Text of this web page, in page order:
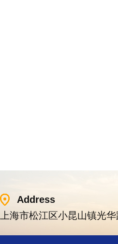
Address
上海市松江区小昆山镇光